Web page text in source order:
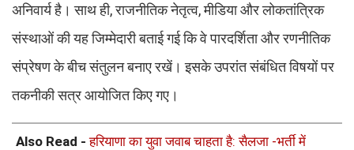
अनिवार्य है। साथ ही, राजनीतिक नेतृत्व, मीडिया और लोकतांत्रिक
संस्थाओं की यह जिम्मेदारी बताई गई कि वे पारदर्शिता और रणनीतिक
संप्रेषण के बीच संतुलन बनाए रखें। इसके उपरांत संबंधित विषयों पर
तकनीकी सत्र आयोजित किए गए।
Also Read -हरियाणा का युवा जवाब चाहता है: सैलजा -भर्ती में